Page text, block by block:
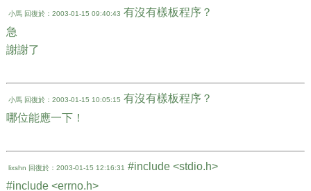
小馬回復於：2003-01-15 09:40:43 有沒有樣板程序？
急
謝謝了
小馬回復於：2003-01-15 10:05:15 有沒有樣板程序？
哪位能應一下！
lixshn 回復於：2003-01-15 12:16:31 #include <stdio.h>
#include <errno.h>